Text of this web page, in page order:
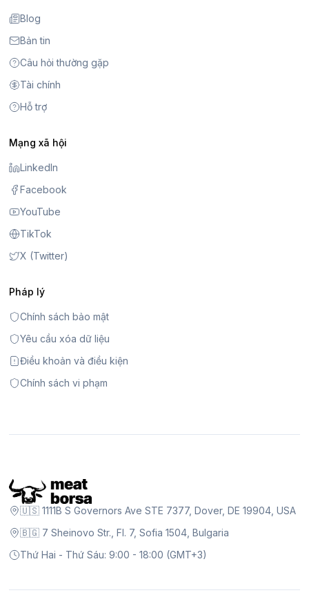
Blog
Bản tin
Câu hỏi thường gặp
Tài chính
Hỗ trợ
Mạng xã hội
LinkedIn
Facebook
YouTube
TikTok
X (Twitter)
Pháp lý
Chính sách bảo mật
Yêu cầu xóa dữ liệu
Điều khoản và điều kiện
Chính sách vi phạm
🇺🇸 1111B S Governors Ave STE 7377, Dover, DE 19904, USA
🇧🇬 7 Sheinovo Str., Fl. 7, Sofia 1504, Bulgaria
Thứ Hai - Thứ Sáu: 9:00 - 18:00 (GMT+3)